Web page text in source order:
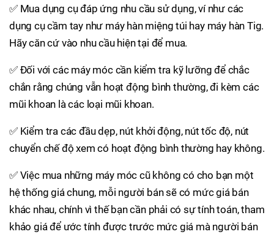
✅ Mua dụng cụ đáp ứng nhu cầu sử dụng, ví như các
dụng cụ cầm tay như máy hàn miệng túi hay máy hàn Tig.
Hãy căn cứ vào nhu cầu hiện tại để mua.
✅ Đối với các máy móc cần kiểm tra kỹ lưỡng để chắc
chắn rằng chúng vẫn hoạt động bình thường, đi kèm các
mũi khoan là các loại mũi khoan.
✅ Kiểm tra các đầu dẹp, nút khởi động, nút tốc độ, nút
chuyển chế độ xem có hoạt động bình thường hay không.
✅ Việc mua những máy móc cũ không có cho bạn một
hệ thống giá chung, mỗi người bán sẽ có mức giá bán
khác nhau, chính vì thế bạn cần phải có sự tính toán, tham
khảo giá để ước tính được trước mức giá mà người bán